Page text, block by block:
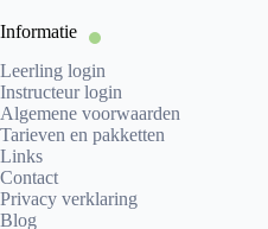
Informatie
Leerling login
Instructeur login
Algemene voorwaarden
Tarieven en pakketten
Links
Contact
Privacy verklaring
Blog